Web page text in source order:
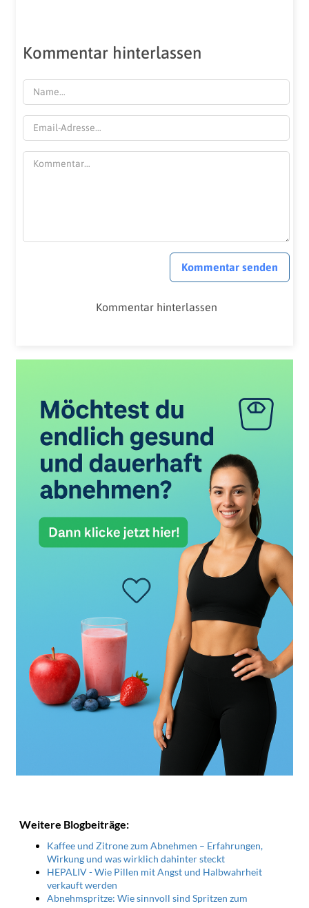
Kommentar hinterlassen
Kommentar senden
Kommentar hinterlassen
Weitere Blogbeiträge:
Kaffee und Zitrone zum Abnehmen – Erfahrungen,
Wirkung und was wirklich dahinter steckt
HEPALIV - Wie Pillen mit Angst und Halbwahrheit
verkauft werden
Abnehmspritze: Wie sinnvoll sind Spritzen zum